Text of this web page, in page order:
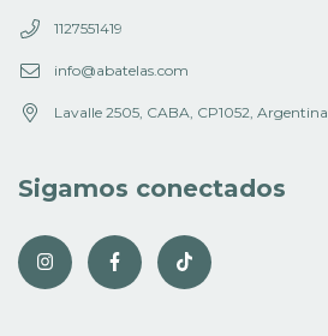
1127551419
info@abatelas.com
Lavalle 2505, CABA, CP1052, Argentina
Sigamos conectados